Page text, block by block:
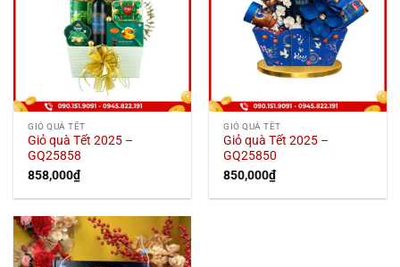
GIỎ QUÀ TẾT
Giỏ quà Tết 2025 –
GQ25858
858,000₫
GIỎ QUÀ TẾT
Giỏ quà Tết 2025 –
GQ25850
850,000₫